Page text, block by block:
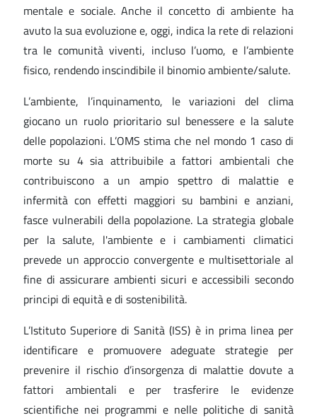
mentale e sociale. Anche il concetto di ambiente ha
avuto la sua evoluzione e, oggi, indica la rete di relazioni
tra le comunità viventi, incluso l’uomo, e l’ambiente
fisico, rendendo inscindibile il binomio ambiente/salute.
L’ambiente, l’inquinamento, le variazioni del clima
giocano un ruolo prioritario sul benessere e la salute
delle popolazioni. L’OMS stima che nel mondo 1 caso di
morte su 4 sia attribuibile a fattori ambientali che
contribuiscono a un ampio spettro di malattie e
infermità con effetti maggiori su bambini e anziani,
fasce vulnerabili della popolazione. La strategia globale
per la salute, l'ambiente e i cambiamenti climatici
prevede un approccio convergente e multisettoriale al
fine di assicurare ambienti sicuri e accessibili secondo
principi di equità e di sostenibilità.
L’Istituto Superiore di Sanità (ISS) è in prima linea per
identificare e promuovere adeguate strategie per
prevenire il rischio d’insorgenza di malattie dovute a
fattori ambientali e per trasferire le evidenze
scientifiche nei programmi e nelle politiche di sanità